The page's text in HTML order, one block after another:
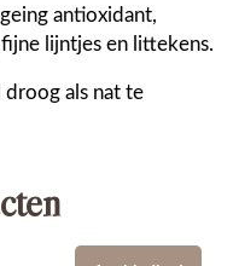
antioxidant,
lijntjes en littekens.
droog als nat te